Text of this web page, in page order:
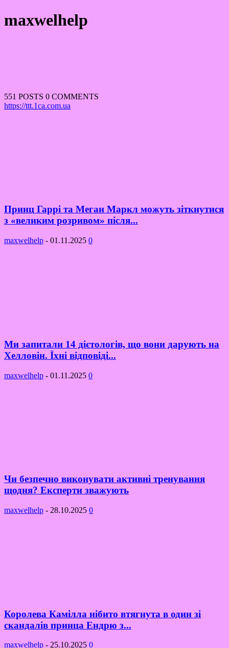
maxwelhelp
551 POSTS 0 COMMENTS
https://ttt.1ca.com.ua
Принц Гаррі та Меган Маркл можуть зіткнутися
з «великим розривом» після...
maxwelhelp - 01.11.2025 0
Ми запитали 14 дієтологів, що вони дарують на
Хелловін. Їхні відповіді...
maxwelhelp - 01.11.2025 0
Чи безпечно виконувати активні тренування
щодня? Експерти зважують
maxwelhelp - 28.10.2025 0
Королева Камілла нібито втягнута в один зі
скандалів принца Ендрю з...
maxwelhelp - 25.10.2025 0